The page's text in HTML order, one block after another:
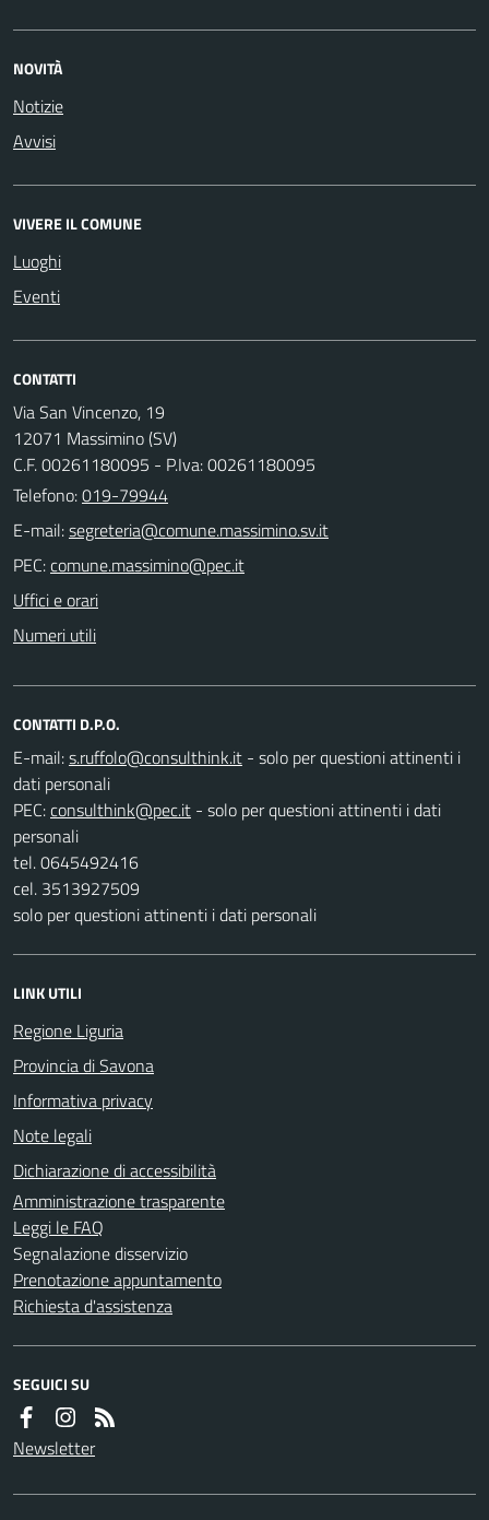
NOVITÀ
Notizie
Avvisi
VIVERE IL COMUNE
Luoghi
Eventi
CONTATTI
Via San Vincenzo, 19
12071 Massimino (SV)
C.F. 00261180095 - P.Iva: 00261180095
Telefono:019-79944
E-mail:
PEC:
Uffici e orari
Numeri utili
CONTATTI D.P.O.
E-mail:
- solo per questioni attinenti i
dati personali
PEC:
- solo per questioni attinenti i dati
personali
tel. 0645492416
cel. 3513927509
solo per questioni attinenti i dati personali
LINK UTILI
Regione Liguria
Provincia di Savona
Informativa privacy
Note legali
Dichiarazione di accessibilità
Amministrazione trasparente
Leggi le FAQ
Segnalazione disservizio
Prenotazione appuntamento
Richiesta d'assistenza
SEGUICI SU
Newsletter